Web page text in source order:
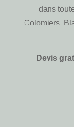
dans
Colomiers,
Devis